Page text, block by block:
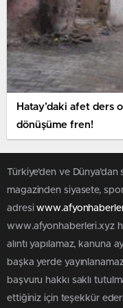
Hatay’daki afet ders
dönüşüme fren!
Türkiye'den ve Dünya’dan
magazinden siyasete,
adresi
www.afyonhaberleri.xyz
alıntı yapılamaz, kanuna
başka yerde
başvuru hakkı saklı
ettiğiniz için teşekkür